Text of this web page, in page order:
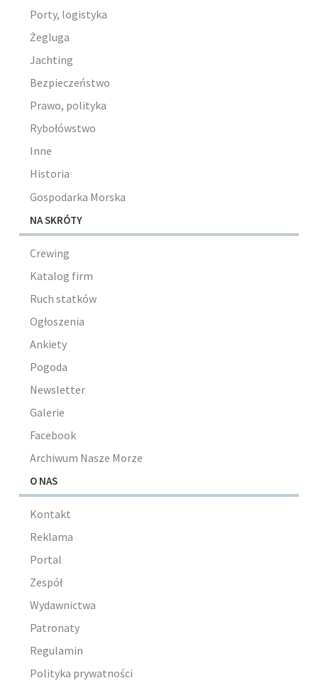
Porty, logistyka
Żegluga
Jachting
Bezpieczeństwo
Prawo, polityka
Rybołówstwo
Inne
Historia
Gospodarka Morska
NA SKRÓTY
Crewing
Katalog firm
Ruch statków
Ogłoszenia
Ankiety
Pogoda
Newsletter
Galerie
Facebook
Archiwum Nasze Morze
O NAS
Kontakt
Reklama
Portal
Zespół
Wydawnictwa
Patronaty
Regulamin
Polityka prywatności